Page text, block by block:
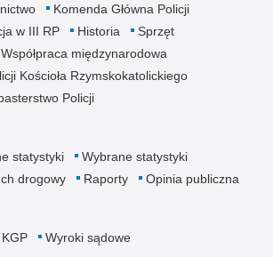
Komenda Główna Policji
w III RP Historia
Sprzęt
Współpraca międzynarodowa
Kościoła Rzymskokatolickiego
Policji
statystyki
Wybrane statystyki
drogowy Raporty Opinia publiczna
Wyroki sądowe